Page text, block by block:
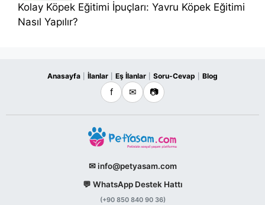
Kolay Köpek Eğitimi İpuçları: Yavru Köpek Eğitimi
Nasıl Yapılır?
Anasayfa İlanlar Eş İlanlar Soru-Cevap Blog
f ✉ 📷
✉ info@petyasam.com
💬 WhatsApp Destek Hattı
(+90 850 840 90 36)